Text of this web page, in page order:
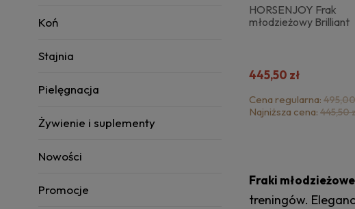
Koń
Stajnia
Pielęgnacja
Żywienie i suplementy
Nowości
Promocje
HORSENJOY Frak
młodzieżowy Brilliant
445,50 zł
Cena regularna:
Najniższa cena:445,50
Fraki
treningów.